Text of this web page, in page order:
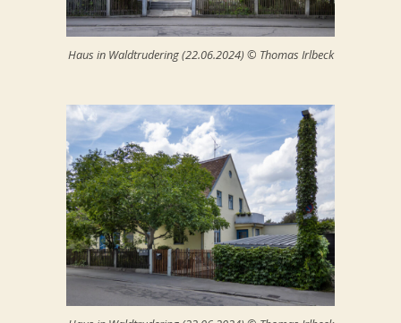
Haus in Waldtrudering (22.06.2024) © Thomas Irlbeck